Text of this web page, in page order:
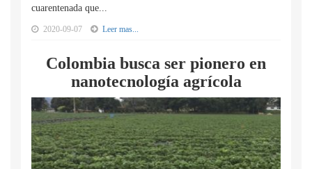
cuarentenada que...
2020-09-07 Leer mas...
Colombia busca ser pionero en
nanotecnología agrícola